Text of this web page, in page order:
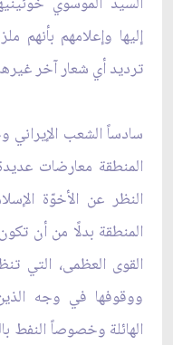
إليها وإعلامهم بأنهم
ترديد أي شعار آخر
سادساً الشعب الإيراني
المنطقة معارضات
النظر عن الأخوّة
المنطقة بدلًا من أن
القوى العظمى، التي
ووقوفها في وجه
الهائلة وخصوصاً النفط